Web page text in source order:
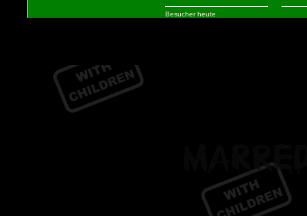
Besucher heute